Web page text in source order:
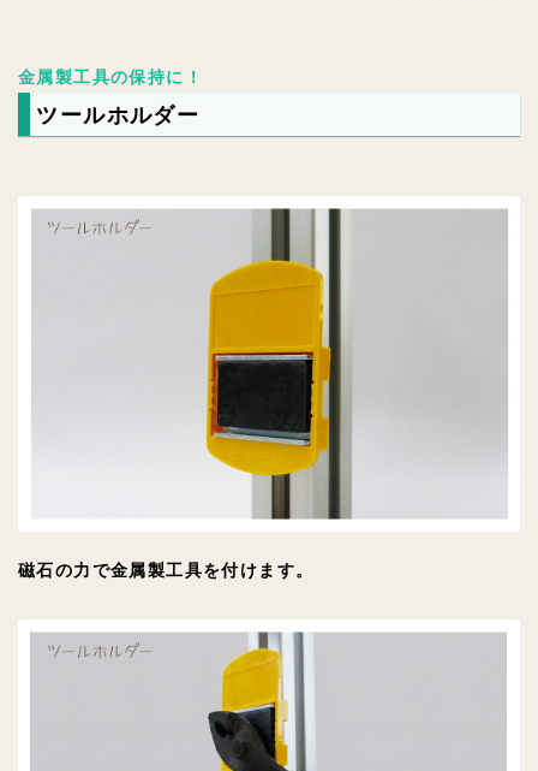
金属製工具の保持に！
ツールホルダー
磁石の力で金属製工具を付けます。